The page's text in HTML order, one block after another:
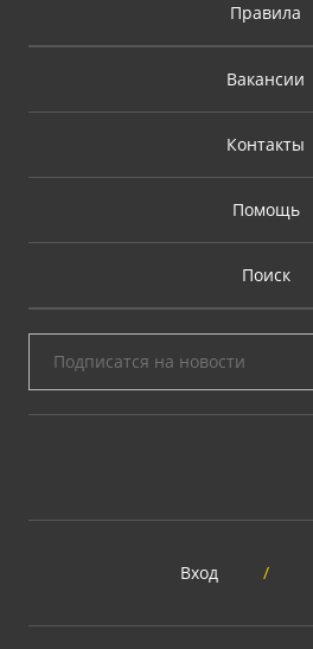
Правила
Вакансии
Контакты
Помощь
Поиск
Вход /